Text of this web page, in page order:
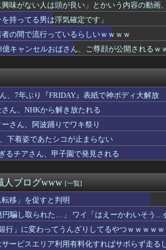
ル】
『NASDAQ100』しか買わ...
た妻、ある日から薬の管理も着替えの声か...
の低いものが多い気がする → 「日本のI...
いスペちゃん
勝ち、３回戦進出
わざわざつまらなくしてどうするの？」←こ...
ぎる
打が敵失策誘いサヨナラ勝ちで2位浮上！...
ハムファン集合｜8/7
ジュアル対決、意外な結果に終わる...
といにしえのうた」
だけのものではない」
勝ちカード初戦勝利！3位ヤクルト...
でしまう🥺
２－１広島カープ カード初...
幹弥にブチギレたことを反省
敗ストップでBクラス転落回避
3点を取り逆転！代打・阿部が逆転2点タ...
古沖事故について「玉城デニー知事の責任で...
興味がない人は頭が良い」とかいう内容の動画
持ってる男は浮気確定です」
者の間で流行っているらしいｗｗｗｗ
億キャンセルおばさん、ご尊顔が公開されるｗ
、7年ぶり『FRIDAY』表紙で神ボディ大解放
さん、NHKから解き放たれる
さん、阿波踊りでワキ祭り
下着姿であたシコが止まらない
るチアさん、甲子園で発見される
人ブログwww [一覧]
転移」を促すと判明
騙し取られた…」 ワイ「はえーかわいそう…
行」に変わってうんざりしてるやつｗｗｗｗｗ
サービスエリア利用有料化すればサボらず走る